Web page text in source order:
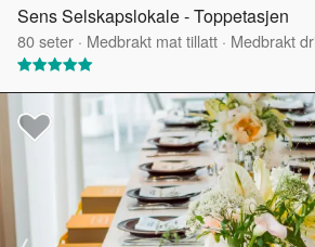
Sens Selskapslokale - Toppetasjen
80seter · Medbrakt mat tillatt · Medbrakt